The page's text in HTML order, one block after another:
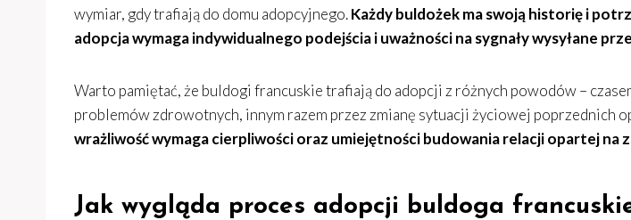
wymiar, gdy trafiają do domu adopcyjnego.Każdy buldożek ma swoją historię i
adopcja wymaga indywidualnego podejścia i uważności na sygnały wysyłane
Warto pamiętać, że buldogi francuskie trafiają do adopcji z różnych powodów –
problemów zdrowotnych, innym razem przez zmianę sytuacji życiowej poprzednich
wrażliwość wymaga cierpliwości oraz umiejętności budowania relacji opartej na
Jak wygląda proces adopcji buldoga